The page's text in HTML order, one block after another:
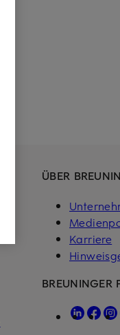
ÜBER
Karriere
BREUNINGER